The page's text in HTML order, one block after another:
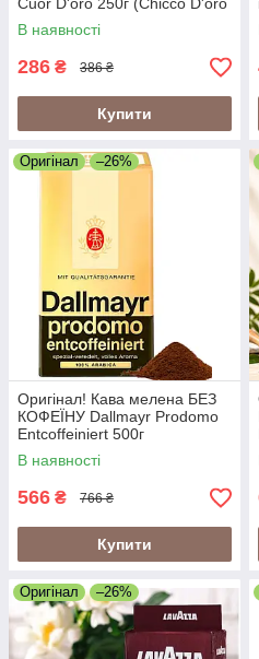
Decaf 250g)
В наявності
286 ₴ 386 ₴
Купити
Оригінал –26%
Оригінал! Кава мелена БЕЗ
КОФЕЇНУ Dallmayr Prodomo
Entcoffeiniert 500г
В наявності
566 ₴ 766 ₴
Купити
Оригінал –26%